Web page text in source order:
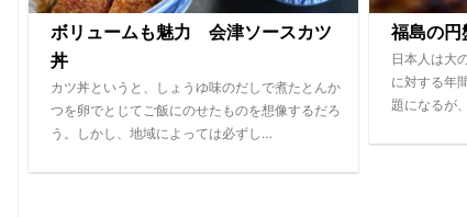
ボリュームも魅力 会津ソースカツ
丼
カツ丼というと、しょうゆ味のだしで煮たとんか
つを卵でとじてご飯にのせたものを想像するだろ
う。しかし、地域によっては必ずし…
福島の
日本人は大
に対する年
題になるが